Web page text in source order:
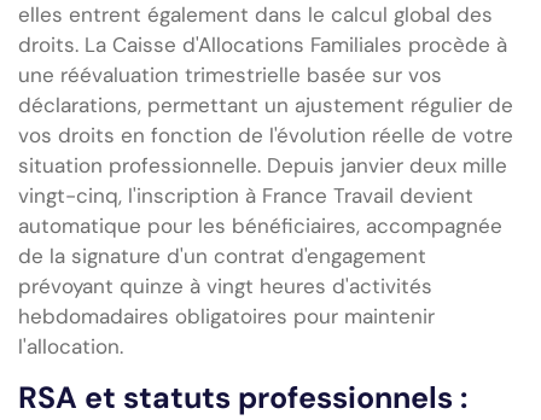
elles entrent également dans le calcul global des
droits. La Caisse d'Allocations Familiales procède à
une réévaluation trimestrielle basée sur vos
déclarations, permettant un ajustement régulier de
vos droits en fonction de l'évolution réelle de votre
situation professionnelle. Depuis janvier deux mille
vingt-cinq, l'inscription à France Travail devient
automatique pour les bénéficiaires, accompagnée
de la signature d'un contrat d'engagement
prévoyant quinze à vingt heures d'activités
hebdomadaires obligatoires pour maintenir
l'allocation.
RSA et statuts professionnels :